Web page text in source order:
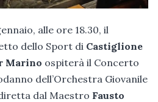
alle ore 18.30, il
dello Sport di Castiglione
Marino ospiterà il Concerto
dell’Orchestra Giovanile
dal Maestro Fausto